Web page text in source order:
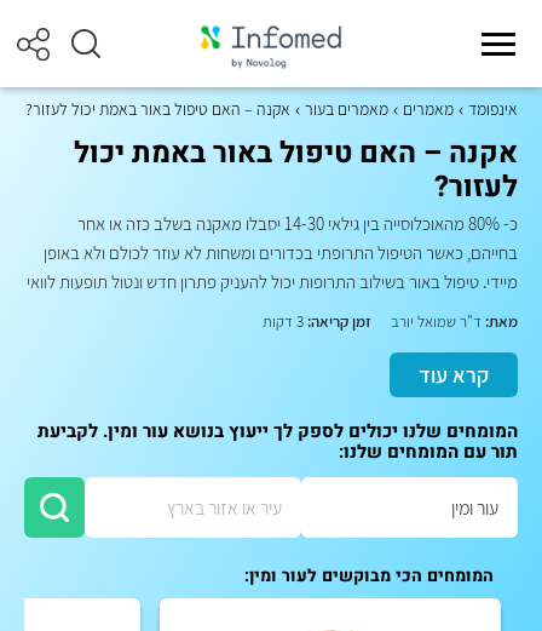
אינפומד מאמרים מאמרים בעור אקנה – האם טיפול באור באמת יכול לעזור?
אקנה – האם טיפול באור באמת יכול
לעזור?
כ- 80% מהאוכלוסייה בין גילאי 14-30 יסבלו מאקנה בשלב כזה או אחר
בחייהם, כאשר הטיפול התרופתי בכדורים ומשחות לא עוזר לכולם ולא באופן
מיידי. טיפול באור בשילוב התרופות יכול להעניק פתרון חדש ונטול תופעות לוואי
מאת: ד"ר שמואל יורב זמן קריאה:
קרא עוד
המומחים שלנו יכולים לספק לך ייעוץ בנושא עור ומין. לקביעת
תור עם המומחים שלנו:
המומחים הכי מבוקשים לעור ומין: